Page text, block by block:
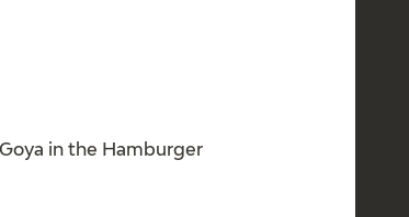
in the Hamburger